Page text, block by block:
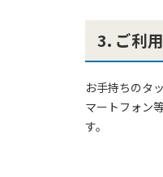
3. ご利
お手持ちのタ
マートフォン
す。